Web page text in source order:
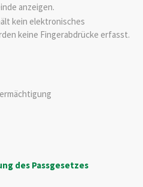
anzeigen.
kein elektronisches
keine Fingerabdrücke erfasst.
des Passgesetzes